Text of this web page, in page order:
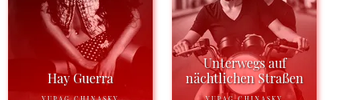
Hay Guerra
Unterwegs auf
nächtlichen Straßen